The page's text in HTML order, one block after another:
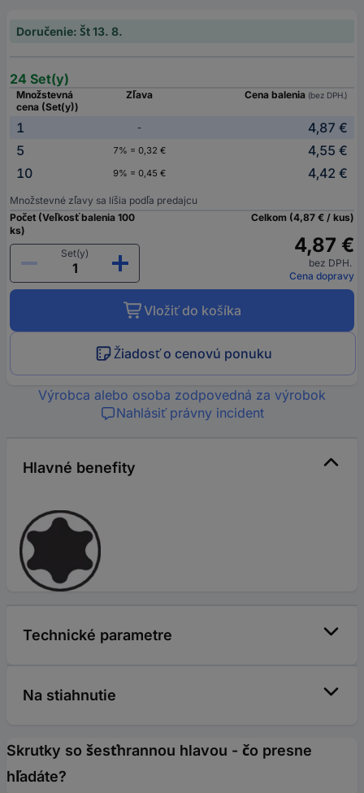
Doručenie: Št 13. 8.
24 Set(y)
Množstevná
cena (Set(y))
Zľava Cena balenia (bez DPH.)
1 -
4,87 €
5
7% = 0,32 €
4,55 €
10
9% = 0,45 € 4,42 €
Množstevné zľavy sa líšia podľa predajcu
Počet (Veľkosť balenia 100
ks)
Set(y)
Celkom (4,87 € / kus)
4,87 €
bez DPH.
Cena dopravy
Vložiť do košíka
Žiadosť o cenovú ponuku
Výrobca alebo osoba zodpovedná za výrobok
Nahlásiť právny incident
Hlavné benefity
Technické parametre
Na stiahnutie
Skrutky so šesťhrannou hlavou - čo presne
hľadáte?